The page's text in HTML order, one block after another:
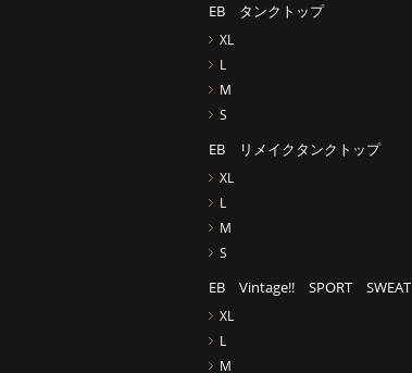
EB タンクトップ
XL
L
M
S
EB リメイクタンクトップ
XL
L
M
S
EB Vintage!! SPORT SWEAT
XL
L
M